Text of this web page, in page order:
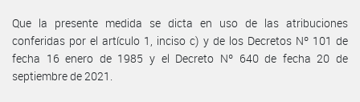
Que la presente medida se dicta en uso de las atribuciones
conferidas por el artículo 1, inciso c) y de los Decretos Nº 101 de
fecha 16 enero de 1985 y el Decreto Nº 640 de fecha 20 de
septiembre de 2021.